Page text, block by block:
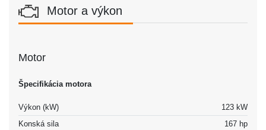
Motor a výkon
Motor
Špecifikácia motora
Výkon (kW)
123 kW
Konská sila
167 hp